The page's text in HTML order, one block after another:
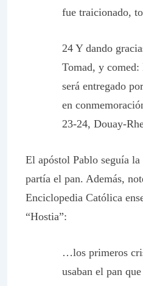
fue traicionado,
24 Y dando
Tomad, y comed:
será entregado
en
23-24, Douay-
El apóstol Pablo seguía la
partía el pan. Además,
Enciclopedia Católica
“Hostia”:
…los primeros
usaban el pan